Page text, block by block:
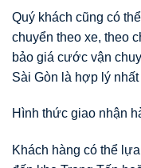
Quý khách cũng có
chuyển theo xe, theo
bảo giá cước vận
Sài Gòn là hợp lý nhất
Hình thức giao nhận
Khách hàng có thể